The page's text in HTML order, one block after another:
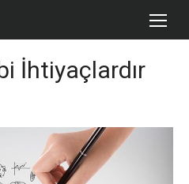
İhtiyaçlardır